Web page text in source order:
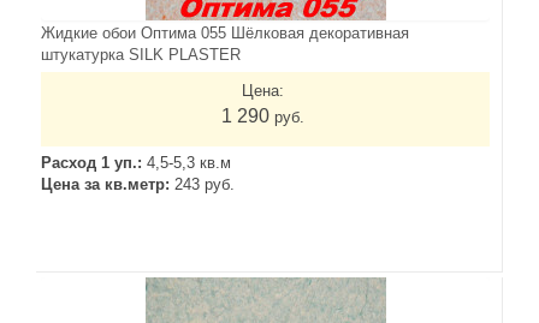
Жидкие обои Оптима 055 Шёлковая декоративная
штукатурка SILK PLASTER
Цена:
1 290 руб.
Расход 1 уп.: 4,5-5,3 кв.м
Цена за кв.метр: 243 руб.